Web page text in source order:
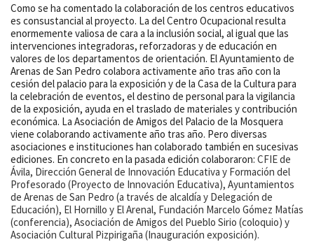
Como se ha comentado la colaboración de los centros educativos
es consustancial al proyecto. La del Centro Ocupacional resulta
enormemente valiosa de cara a la inclusión social, al igual que las
intervenciones integradoras, reforzadoras y de educación en
valores de los departamentos de orientación. El Ayuntamiento de
Arenas de San Pedro colabora activamente año tras año con la
cesión del palacio para la exposición y de la Casa de la Cultura para
la celebración de eventos, el destino de personal para la vigilancia
de la exposición, ayuda en el traslado de materiales y contribución
económica. La Asociación de Amigos del Palacio de la Mosquera
viene colaborando activamente año tras año. Pero diversas
asociaciones e instituciones han colaborado también en sucesivas
ediciones. En concreto en la pasada edición colaboraron: CFIE de
Ávila, Dirección General de Innovación Educativa y Formación del
Profesorado (Proyecto de Innovación Educativa), Ayuntamientos
de Arenas de San Pedro (a través de alcaldía y Delegación de
Educación), El Hornillo y El Arenal, Fundación Marcelo Gómez Matías
(conferencia), Asociación de Amigos del Pueblo Sirio (coloquio) y
Asociación Cultural Pizpirigaña (Inauguración exposición).